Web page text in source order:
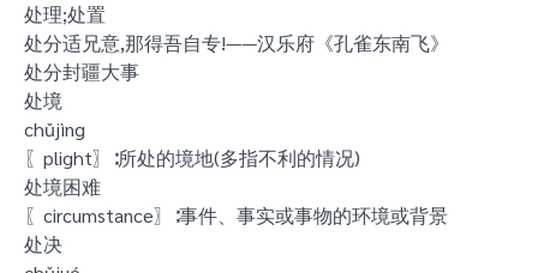
处理;处置
处分适兄意,那得吾自专!——汉乐府《孔雀东南飞》
处分封疆大事
处境
chǔjìng
〖plight〗∶所处的境地(多指不利的情况)
处境困难
〖circumstance〗∶事件、事实或事物的环境或背景
处决